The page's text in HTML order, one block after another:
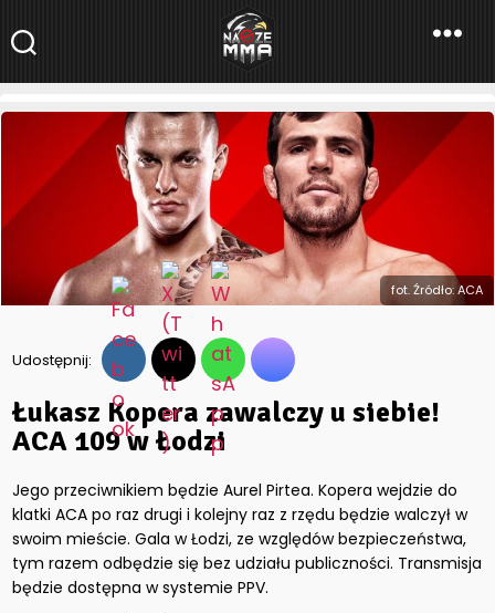
NaszeMMA
NaszeMMA.pl»Łukasz Kopera zawalczy u siebie! ACA 109 w
fot. Źródło: ACA
Udostępnij:
Łukasz Kopera zawalczy u siebie!
ACA 109 w Łodzi
Jego przeciwnikiem będzie Aurel Pirtea. Kopera wejdzie do
klatki ACA po raz drugi i kolejny raz z rzędu będzie walczył w
swoim mieście. Gala w Łodzi, ze względów bezpieczeństwa,
tym razem odbędzie się bez udziału publiczności. Transmisja
będzie dostępna w systemie PPV.